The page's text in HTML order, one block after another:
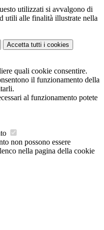
utilizzati si avvalgono di
utili alle finalità illustrate nella
Accetta tutti i cookies
quali cookie consentire.
il funzionamento della
al funzionamento potete
non possono essere
nella pagina della cookie